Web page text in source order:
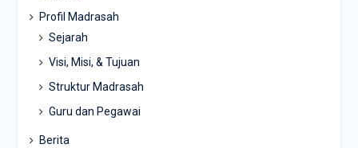
Profil Madrasah
Sejarah
Visi, Misi, & Tujuan
Struktur Madrasah
Guru dan Pegawai
Berita